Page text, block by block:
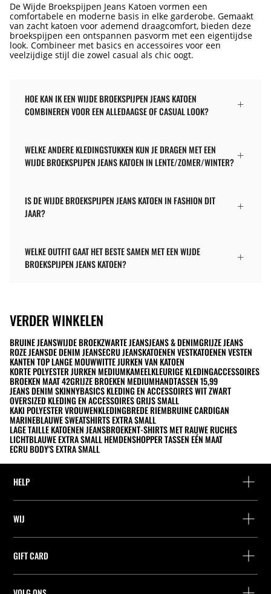
De Wijde Broekspijpen Jeans Katoen vormen een
comfortabele en moderne basis in elke garderobe. Gemaakt
van zacht katoen voor ademend draagcomfort, bieden deze
broekspijpen een ontspannen pasvorm met een eigentijdse
look. Combineer met basics en accessoires voor een
veelzijdige stijl die zowel casual als chic oogt.
HOE KAN IK EEN WIJDE BROEKSPIJPEN JEANS KATOEN
COMBINEREN VOOR EEN ALLEDAAGSE OF CASUAL LOOK?
WELKE ANDERE KLEDINGSTUKKEN KUN JE DRAGEN MET EEN
WIJDE BROEKSPIJPEN JEANS KATOEN IN LENTE/ZOMER/WINTER?
IS DE WIJDE BROEKSPIJPEN JEANS KATOEN IN FASHION DIT
JAAR?
WELKE OUTFIT GAAT HET BESTE SAMEN MET EEN WIJDE
BROEKSPIJPEN JEANS KATOEN?
VERDER WINKELEN
BRUINE JEANSWIJDE BROEKZWARTE JEANSJEANS & DENIMGRIJZE JEANS
ROZE JEANSDE DENIM JEANSECRU JEANSKATOENEN VESTKATOENEN VESTEN
KANTEN TOP LANGE MOUWWITTE JURKEN VAN KATOEN
KORTE POLYESTER JURKEN MEDIUMKAMEELKLEURIGE KLEDINGACCESSOIRES
BROEKEN MAAT 42GRIJZE BROEKEN MEDIUMHANDTASSEN 15,99
JEANS DENIM SKINNYBASICS KLEDING EN ACCESSOIRES WIT ZWART
OVERSIZED KLEDING EN ACCESSOIRES GRIJS SMALL
KAKI POLYESTER VROUWENKLEDINGBREDE RIEMBRUINE CARDIGAN
MARINEBLAUWE SWEATSHIRTS EXTRA SMALL
LAGE TAILLE KATOENEN JEANSBROEKENT-SHIRTS MET RAUWE RUCHES
LICHTBLAUWE EXTRA SMALL HEMDENSHOPPER TASSEN EÉN MAAT
ECRU BODY'S EXTRA SMALL
HELP
Leveringspunt zoeken
Retournering als gast
WIJ
Zoek een winkel
GIFT CARD